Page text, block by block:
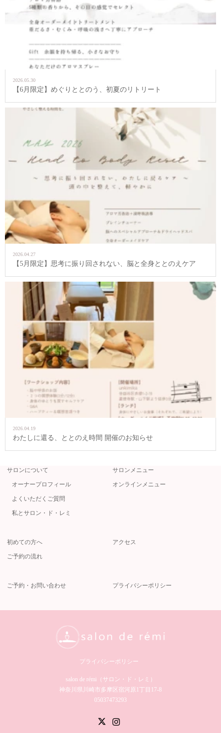
2026.05.30
【6月限定】めぐりととのう、初夏のリトリート
2026.04.27
【5月限定】思考に振り回されない、脳と全身ととのえケア
2026.04.19
わたしに還る、ととのえ時間 開催のお知らせ
サロンについて
オーナープロフィール
よくいただくご質問
私とサロン・ド・レミ
サロンメニュー
オンラインメニュー
初めての方へ
ご予約の流れ
アクセス
ご予約・お問い合わせ プライバシーポリシー
プライバシーポリシー
salon de rémi（サロン・ド・レミ）︎
神奈川県川崎市多摩区宿河原1丁目17-8
05037473293